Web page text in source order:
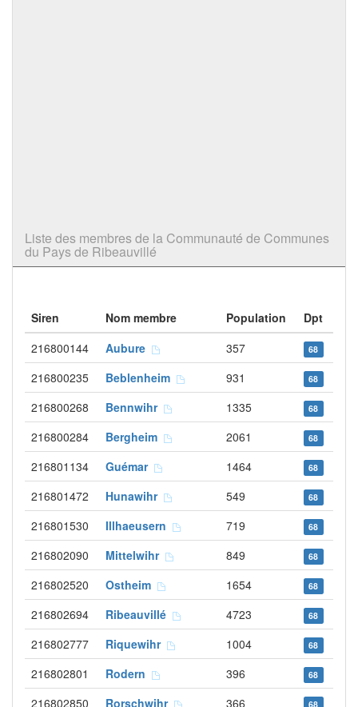
Liste des membres de la Communauté de Communes
du Pays de Ribeauvillé
Siren Nom membre Population
Dpt
216800144
Aubure 357 68
216800235 Beblenheim 931 68
216800268 Bennwihr 1335 68
216800284 Bergheim 2061 68
216801134 Guémar 1464 68
216801472 Hunawihr 549 68
216801530 Illhaeusern 719 68
216802090 Mittelwihr 849 68
216802520 Ostheim 1654 68
216802694 Ribeauvillé 4723 68
216802777 Riquewihr 1004 68
216802801 Rodern 396 68
216802850 Rorschwihr 366 68